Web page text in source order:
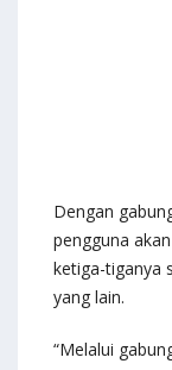
Dengan
pengguna
ketiga-tiganya
yang lain.
“Melalui